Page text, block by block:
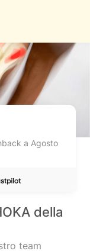
a Agosto
della
team